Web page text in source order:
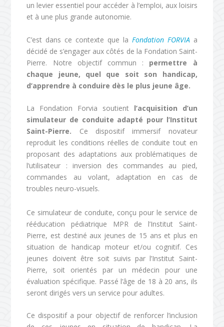
un levier essentiel pour accéder à l’emploi, aux loisirs
et à une plus grande autonomie.
C’est dans ce contexte que la Fondation FORVIA a
décidé de s’engager aux côtés de la Fondation Saint-
Pierre. Notre objectif commun : permettre à
chaque jeune, quel que soit son handicap,
d’apprendre à conduire dès le plus jeune âge.
La Fondation Forvia soutient l’acquisition d’un
simulateur de conduite adapté pour l’Institut
Saint-Pierre. Ce dispositif immersif novateur
reproduit les conditions réelles de conduite tout en
proposant des adaptations aux problématiques de
l’utilisateur : inversion des commandes au pied,
commandes au volant, adaptation en cas de
troubles neuro-visuels.
Ce simulateur de conduite, conçu pour le service de
rééducation pédiatrique MPR de l’Institut Saint-
Pierre, est destiné aux jeunes de 15 ans et plus en
situation de handicap moteur et/ou cognitif. Ces
jeunes doivent être soit suivis par l’Institut Saint-
Pierre, soit orientés par un médecin pour une
évaluation spécifique. Passé l’âge de 18 à 20 ans, ils
seront dirigés vers un service pour adultes.
Ce dispositif a pour objectif de renforcer l’inclusion